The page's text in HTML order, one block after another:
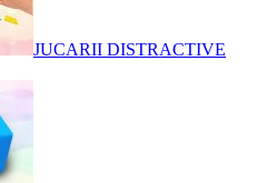
JUCARII DISTRACTIVE